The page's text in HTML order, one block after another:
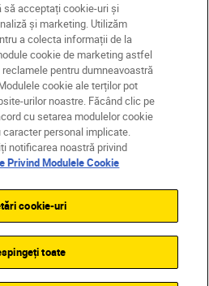
de confidențialitate
cookie
Setări cookie
Back to top
să acceptați cookie-uri și
și marketing. Utilizăm
a colecta informații de la
cookie de marketing astfel
pentru dumneavoastră
cookie ale terților pot
urilor noastre. Făcând clic pe
cu setarea modulelor cookie
personal implicate.
notificarea noastră privind
Privind Modulele Cookie
cookie-uri
toate